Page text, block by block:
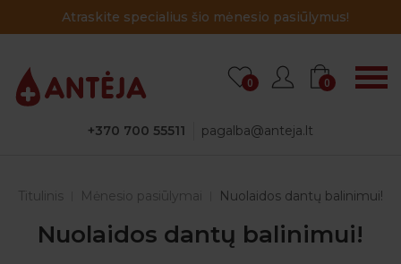
Atraskite specialius šio mėnesio pasiūlymus!
+370 700 55511 pagalba@anteja.lt
0 0
Titulinis Mėnesio pasiūlymai Nuolaidos dantų balinimui!
Nuolaidos dantų balinimui!